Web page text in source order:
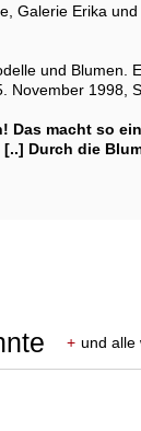
Galerie Erika
und Blumen.
November 1998,
Das macht so
Durch die
+ und alle